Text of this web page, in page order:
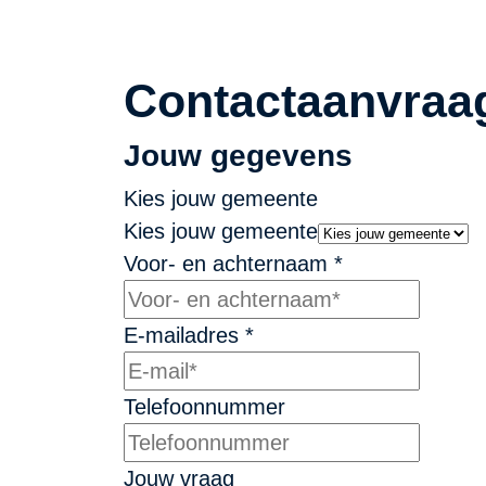
Jouw gegevens
Kies jouw gemeente
Kies jouw gemeente
Voor- en achternaam *
E-mailadres *
Telefoonnummer
Jouw vraag